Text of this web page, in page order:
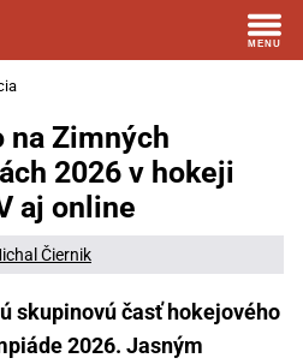
na Zimných
2026 v hokeji
aj online
Čiernik
skupinovú časť hokejového
2026. Jasným